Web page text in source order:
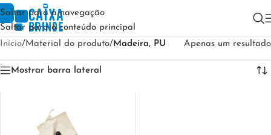
Saltar para a navegação
Saltar para o conteúdo principal
Início/Material do produto/Madeira, PU Apenas um resultado
Mostrar barra lateral